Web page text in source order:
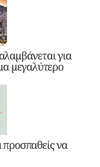
για
μεγαλύτερο
να